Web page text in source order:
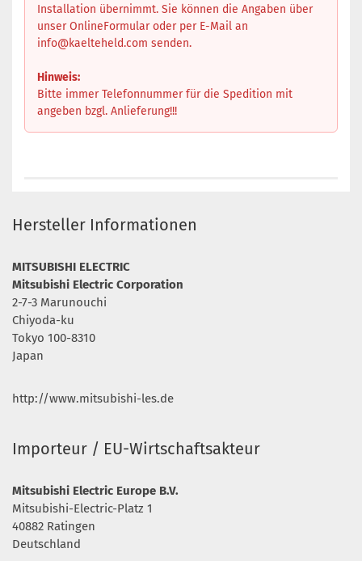
Installation übernimmt. Sie können die Angaben über
unser OnlineFormular oder per E-Mail an
info@kaelteheld.com senden.
Hinweis:
Bitte immer Telefonnummer für die Spedition mit
angeben bzgl. Anlieferung!!!
Hersteller Informationen
MITSUBISHI ELECTRIC
Mitsubishi Electric Corporation
2-7-3 Marunouchi
Chiyoda-ku
Tokyo 100-8310
Japan
http://www.mitsubishi-les.de
Importeur / EU-Wirtschaftsakteur
Mitsubishi Electric Europe B.V.
Mitsubishi-Electric-Platz 1
40882 Ratingen
Deutschland